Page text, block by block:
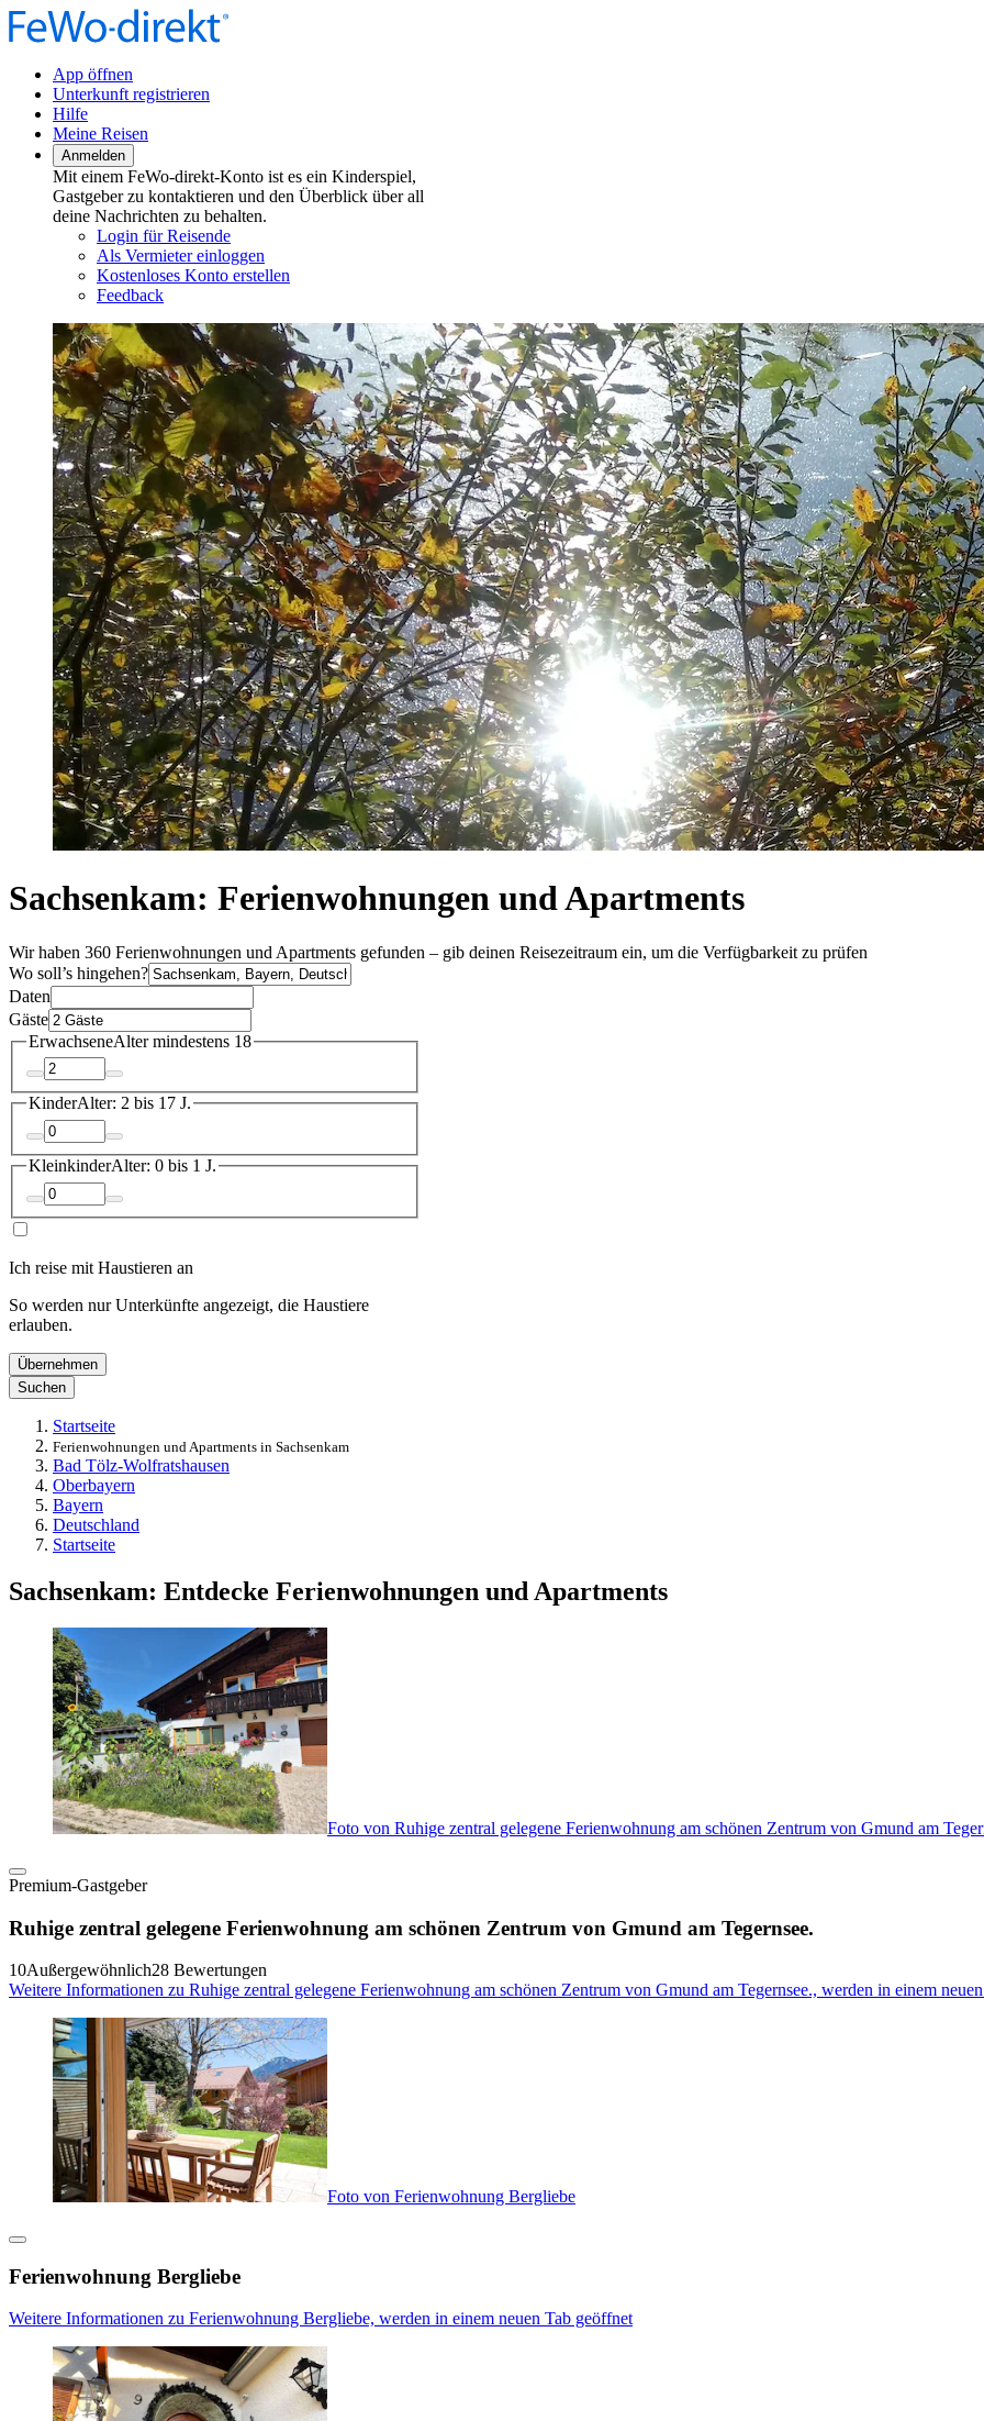
App öffnen
Unterkunft registrieren
Hilfe
Meine Reisen
Anmelden
Mit einem FeWo-direkt-Konto ist es ein Kinderspiel,
Gastgeber zu kontaktieren und den Überblick über all
deine Nachrichten zu behalten.
Login für Reisende
Als Vermieter einloggen
Kostenloses Konto erstellen
Feedback
Sachsenkam: Ferienwohnungen und Apartments
Wir haben 360 Ferienwohnungen und Apartments gefunden – gib deinen Reisezeitraum ein, um die Verfügbarkeit zu prüfen
Wo soll’s hingehen?
Daten
Gäste
ErwachseneAlter mindestens 18
KinderAlter: 2 bis 17 J.
KleinkinderAlter: 0 bis 1 J.
Ich reise mit Haustieren an
So werden nur Unterkünfte angezeigt, die Haustiere
erlauben.
Übernehmen
Suchen
Startseite
Ferienwohnungen und Apartments in Sachsenkam
Bad Tölz-Wolfratshausen
Oberbayern
Bayern
Deutschland
Startseite
Sachsenkam: Entdecke Ferienwohnungen und Apartments
Foto von Ruhige zentral gelegene Ferienwohnung am schönen Zentrum von Gmund am
Premium-Gastgeber
Ruhige zentral gelegene Ferienwohnung am schönen Zentrum von Gmund am Tegernsee.
10Außergewöhnlich28 Bewertungen
Weitere Informationen zu Ruhige zentral gelegene Ferienwohnung am schönen Zentrum von Gmund am Tegernsee., werden in einem
Foto von Ferienwohnung Bergliebe
Ferienwohnung Bergliebe
Weitere Informationen zu Ferienwohnung Bergliebe, werden in einem neuen Tab geöffnet